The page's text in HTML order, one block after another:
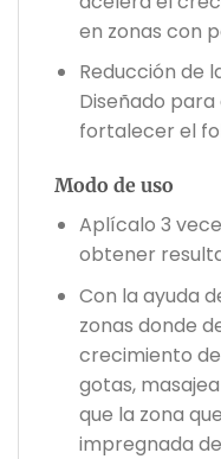
en zonas con
Reducción de
Diseñado
fortalecer el
Modo de uso
Aplícalo 3
obtener
Con la ayuda
zonas donde
crecimiento
gotas,
que la zona
impregnada